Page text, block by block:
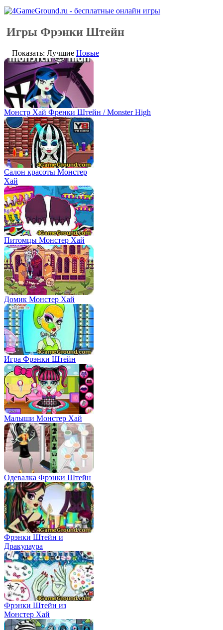
Игры Фрэнки Штейн
Показать: Лучшие Новые
Монстр Хай Френки Штейн / Monster High
Салон красоты Монстер
Хай
Питомцы Монстер Хай
Домик Монстер Хай
Игра Фрэнки Штейн
Малыши Монстер Хай
Одевалка Фрэнки Штейн
Фрэнки Штейн и
Дракулаура
Фрэнки Штейн из
Монстер Хай